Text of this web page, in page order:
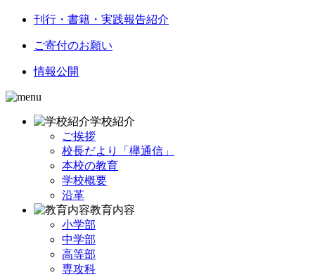
刊行・書籍・実践報告紹介
ご寄付のお願い
情報公開
学校紹介
ご挨拶
校長だより「欅通信」
本校の教育
学校概要
沿革
教育内容
小学部
中学部
高等部
専攻科